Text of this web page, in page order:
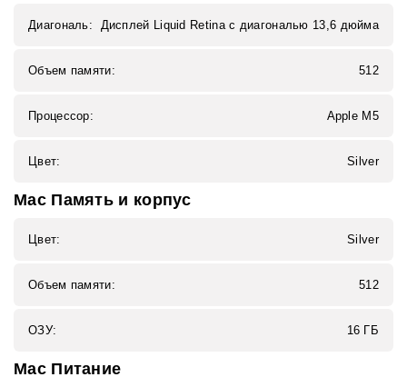
Диагональ: Дисплей Liquid Retina с диагональю 13,6 дюйма
Объем памяти: 512
Процессор: Apple M5
Цвет: Silver
Mac Память и корпус
Цвет: Silver
Объем памяти: 512
ОЗУ: 16 ГБ
Mac Питание